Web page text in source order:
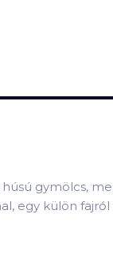
gymölcs,
egy külön fajról